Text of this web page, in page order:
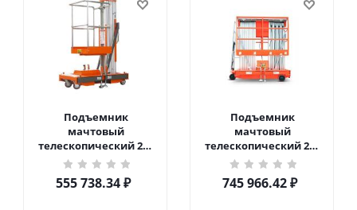
Подъемник
мачтовый
телескопический 200
кг 6 м TOR GTWY6-200S
DC 2-мачтовый
(автономный) (G) в
555 738.34₽
Подъемник
мачтовый
телескопический 200
кг 10 м TOR GTWY10-
200S DC 2-мачтовый
(автономный) (N) в
745 966.42₽